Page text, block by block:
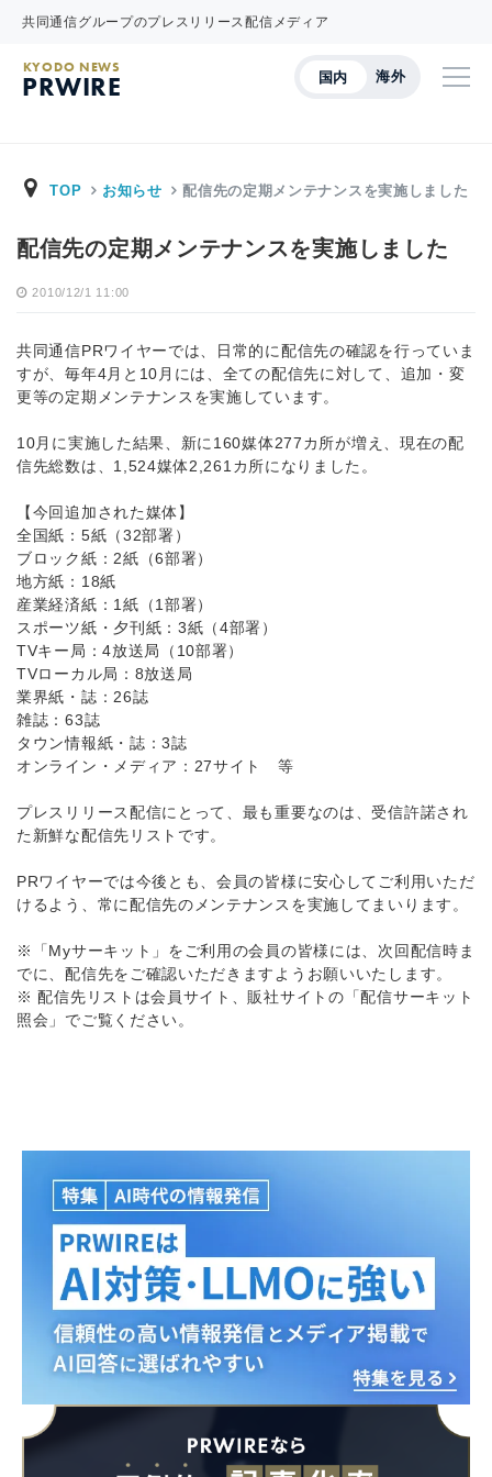
共同通信グループのプレスリリース配信メディア
国内 海外
KYODO NEWS
PRWIRE
TOP お知らせ 配信先の定期メンテナンスを実施しました
配信先の定期メンテナンスを実施しました
2010/12/1 11:00
共同通信PRワイヤーでは、日常的に配信先の確認を行っていま
すが、毎年4月と10月には、全ての配信先に対して、追加・変
更等の定期メンテナンスを実施しています。
10月に実施した結果、新に160媒体277カ所が増え、現在の配
信先総数は、1,524媒体2,261カ所になりました。
【今回追加された媒体】
全国紙：5紙（32部署）
ブロック紙：2紙（6部署）
地方紙：18紙
産業経済紙：1紙（1部署）
スポーツ紙・夕刊紙：3紙（4部署）
TVキー局：4放送局（10部署）
TVローカル局：8放送局
業界紙・誌：26誌
雑誌：63誌
タウン情報紙・誌：3誌
オンライン・メディア：27サイト 等
プレスリリース配信にとって、最も重要なのは、受信許諾され
た新鮮な配信先リストです。
PRワイヤーでは今後とも、会員の皆様に安心してご利用いただ
けるよう、常に配信先のメンテナンスを実施してまいります。
※「Myサーキット」をご利用の会員の皆様には、次回配信時ま
でに、配信先をご確認いただきますようお願いいたします。
※ 配信先リストは会員サイト、販社サイトの「配信サーキット
照会」でご覧ください。